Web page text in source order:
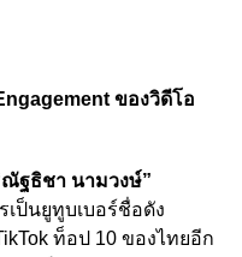
ของวิดีโอ
ณัฐธิชา นามวงษ์”
เป็นยูทูบเบอร์ชื่อดัง
ท็อป 10 ของไทยอีก